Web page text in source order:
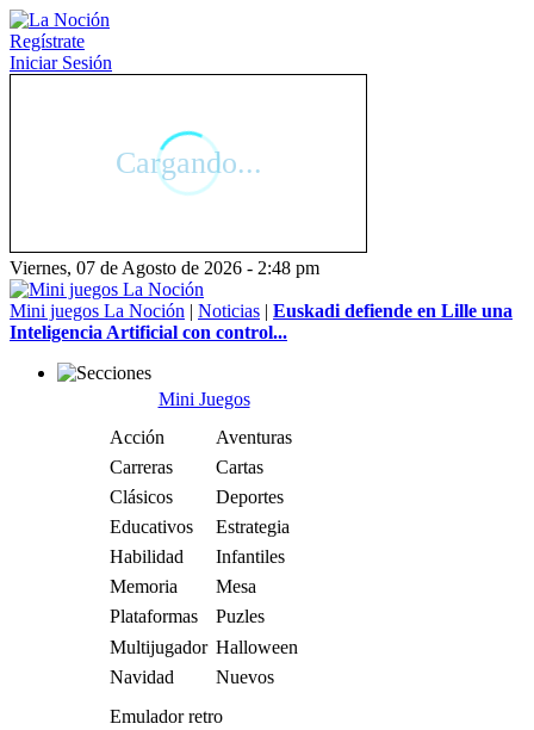
Regístrate
Iniciar Sesión
Viernes, 07 de Agosto de 2026 - 2:48 pm
Mini juegos La Noción | Noticias | Euskadi defiende en Lille una
Inteligencia Artificial con control...
Mini Juegos
Acción
Aventuras
Carreras
Cartas
Clásicos
Deportes
Educativos
Estrategia
Habilidad
Infantiles
Memoria
Mesa
Plataformas
Puzles
Multijugador Halloween
Navidad
Nuevos
Emulador retro